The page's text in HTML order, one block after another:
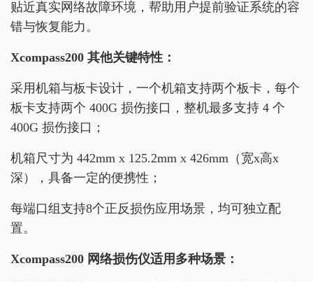
贴近真实网络故障环境，帮助用户提前验证系统的容
错与恢复能力。
Xcompass200 其他关键特性：
采用机箱与板卡设计，一个机箱支持两个板卡，每个
板卡支持两个 400G 损伤接口，整机最多支持 4 个
400G 损伤接口；
机箱尺寸为 442mm x 125.2mm x 426mm（宽x高x
深），具备一定的便携性；
每端口组支持8个正反损伤应用场景，均可独立配
置。
Xcompass200 网络损伤仪适用多种场景：